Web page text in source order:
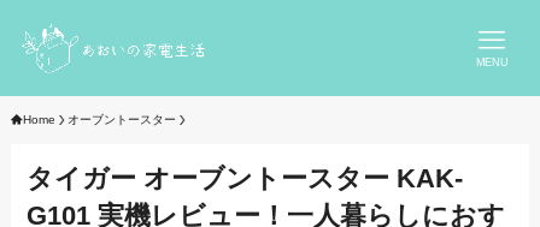
MENU
Home オーブントースター
タイガー オーブントースター KAK-
G101 実機レビュー！一人暮らしにおす